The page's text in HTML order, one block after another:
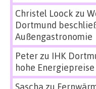
Christel Loock zu
Dortmund
Außengastronomie
Peterzu IHK
hohe
Sascha zu